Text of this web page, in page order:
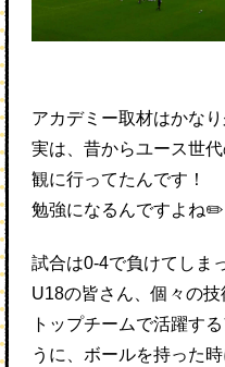
アカデミー取材はかな
実は、昔からユース世
観に行ってたんです！
勉強になるんですよね✏️
試合は0-4で負けてしま
U18の皆さん、個々の技
トップチームで活躍す
うに、ボールを持った